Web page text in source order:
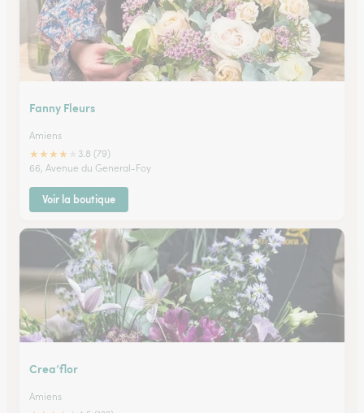
Fanny Fleurs
Amiens
★★★★
3.8 (79)
66, Avenue du General-Foy
Voir la boutique
Crea’flor
Amiens